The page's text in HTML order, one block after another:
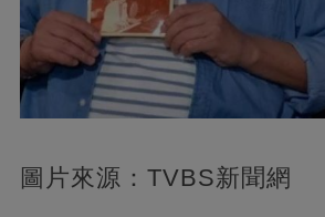
圖片來源：TVBS新聞網